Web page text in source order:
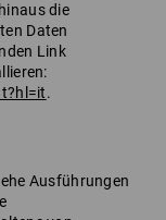
die
Daten
Link
.
Ausführungen